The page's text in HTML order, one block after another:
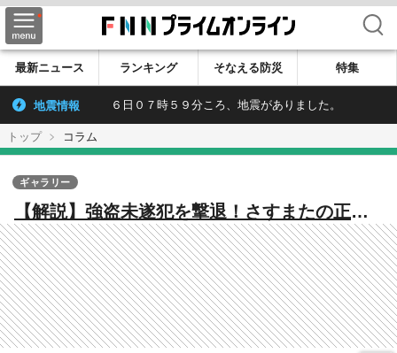
検索
最新ニュース ランキング そなえる防災 特集
地震情報 ６日０７時５９分ころ、地震がありました。
トップ コラム
【解説】強盗未遂犯を撃退！さすまたの正し
い使い方 上野宝石店強盗未遂事件から見る
店舗がとるべき防犯体制
ギャラリー